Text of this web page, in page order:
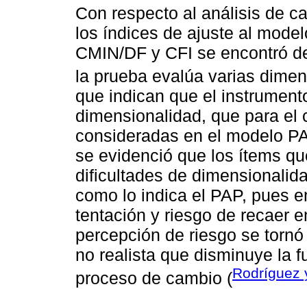
Con respecto al análisis de
los índices de ajuste al
CMIN/DF y CFI se encontró
la prueba evalúa varias
que indican que el
dimensionalidad, que para el
consideradas en el modelo
se evidenció que los ítems
dificultades de
como lo indica el PAP, pues
tentación y riesgo de recaer
percepción de riesgo se
no realista que disminuye la
proceso de cambio (Rodríguez